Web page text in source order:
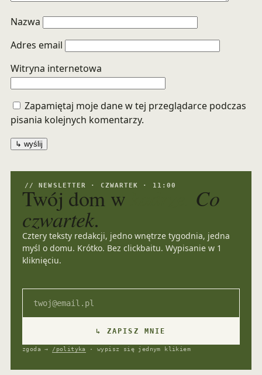
Nazwa
Adres email
Witryna internetowa
Zapamiętaj moje dane w tej przeglądarce podczas
pisania kolejnych komentarzy.
// NEWSLETTER · CZWARTEK · 11:00
Twój dom w Co
czwartek.
Cztery teksty redakcji, jedno wnętrze tygodnia, jedna
myśl o domu. Krótko. Bez clickbaitu. Wypisanie w 1
kliknięciu.
↳ ZAPISZ MNIE
zgoda → /polityka · wypisz się jednym klikiem